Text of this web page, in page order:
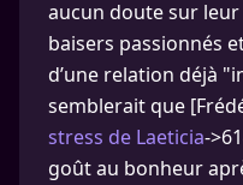
aucun doute sur
baisers passionnés
d’une relation déjà
semblerait que
stress de Laeticia-
goût au bonheur